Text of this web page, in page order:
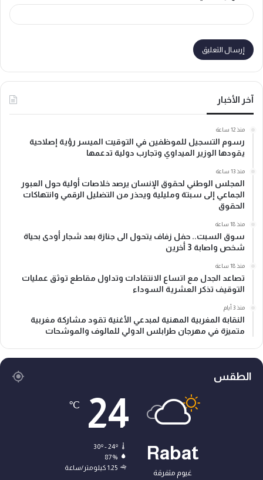
آخر الأخبار
منذ 12 ساعة
رسوم التسجيل للموظفين في التوقيت الميسر رؤية إصلاحية
يقودها الوزير الميداوي وتجارب دولية تدعمها
منذ 13 ساعة
المجلس الوطني لحقوق الإنسان يرصد خلاصات أولية حول العبور
الجماعي إلى سبتة ومليلية ويحذر من التضليل الرقمي وانتهاكات
الحقوق
منذ 18 ساعة
سوق السبت.. حفل زفاف يتحول الى جنازة بعد شجار أودى بحياة
شخص واصابة 3 أخرين
منذ 18 ساعة
تصاعد الجدل مع اتساع الانتقادات وتداول مقاطع توثق عمليات
التوقيف تذكر العشرية السوداء
منذ 3 أيام
النقابة المغربية المهنية لمبدعي الأغنية تقود مشاركة مغربية
متميزة في مهرجان طرابلس الدولي للمالوف والموشحات
الطقس
Rabat
غيوم متفرقة
24
℃
30º - 24º
87%
1.25 كيلومتر/ساعة